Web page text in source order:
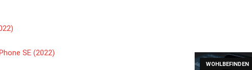
SE (2022)
WOHLBEFINDEN